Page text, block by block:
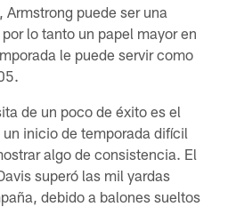
puede ser una
lo tanto un papel mayor en
le puede servir como
de un poco de éxito es el
inicio de temporada difícil
algo de consistencia. El
superó las mil yardas
debido a balones sueltos